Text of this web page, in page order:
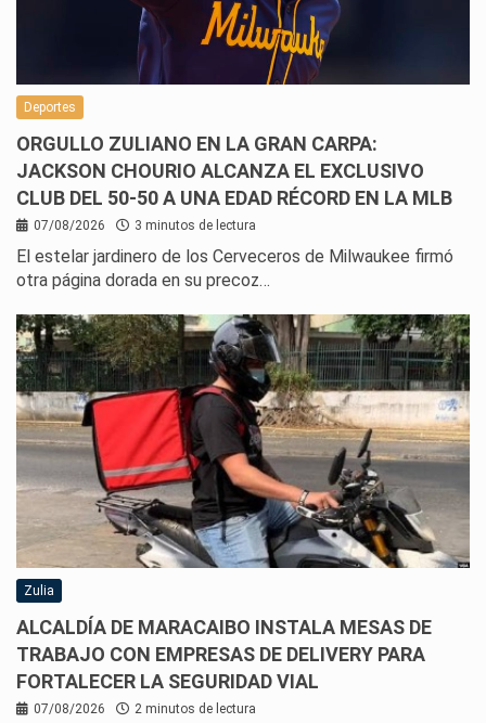
Deportes
ORGULLO ZULIANO EN LA GRAN CARPA:
JACKSON CHOURIO ALCANZA EL EXCLUSIVO
CLUB DEL 50-50 A UNA EDAD RÉCORD EN LA MLB
07/08/2026 3 minutos de lectura
El estelar jardinero de los Cerveceros de Milwaukee firmó
otra página dorada en su precoz…
Zulia
ALCALDÍA DE MARACAIBO INSTALA MESAS DE
TRABAJO CON EMPRESAS DE DELIVERY PARA
FORTALECER LA SEGURIDAD VIAL
07/08/2026 2 minutos de lectura